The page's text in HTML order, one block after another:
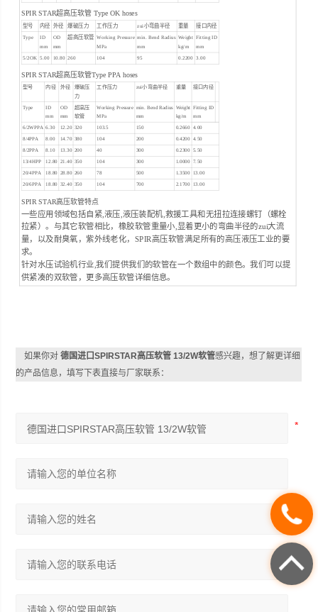
SPIR STAR超高压软管 Type OK hoses
型号 内径 外径 爆破压力 工作压力 zui小弯曲半径 重量 接口内径
Type ID
mm
OD
mm
超高压软管 Working Pressure
MPa
min. Bend Radius
mm
Weight
kg/m
Fitting ID
mm
5/2OK 5.00 10.80 260 104 95 0.2200 3.00
SPIR STAR超高压软管Type PPA hoses
型号 内径 外径 爆破压
力
工作压力 zui小弯曲半径 重量 接口内径
Type
ID
mm
OD
mm
超高压
软管
Working Pressure
MPa
min. Bend Radius
mm
Weight
kg/m
Fitting ID
mm
6/2WPPA 6.30 12.20 320 103.5 150 0.2660 4.00
8/4PPA 8.00 14.70 380 104 200 0.4200 4.50
8/2PPA 8.10 13.30 200 40 300 0.2300 5.50
13/4HPP 12.80 21.40 350 104 300 1.0000 7.50
20/4PPA 18.80 28.80 260 78 500 1.3500 13.00
20/6PPA 18.80 32.40 350 104 700 2.1700 13.00
SPIR STAR高压软管特点
一些应用领域包括自紧,液压,液压装配机,救援工具和无扭拉连接螺钉（螺栓
拉紧）。与其它软管相比，橡胶软管重量小,显着更小的弯曲半径的zui大流
量，以及耐臭氧，紫外线老化，SPIR高压软管满足所有的高压液压工业的要
求。
针对水压试验机行业,我们提供我们的软管在一个数组中的颜色。我们可以提
供紧凑的双软管，更多高压软管详细信息。
如果你对德国进口SPIRSTAR高压软管 13/2W软管感兴趣，想了解更详细
的产品信息，填写下表直接与厂家联系：